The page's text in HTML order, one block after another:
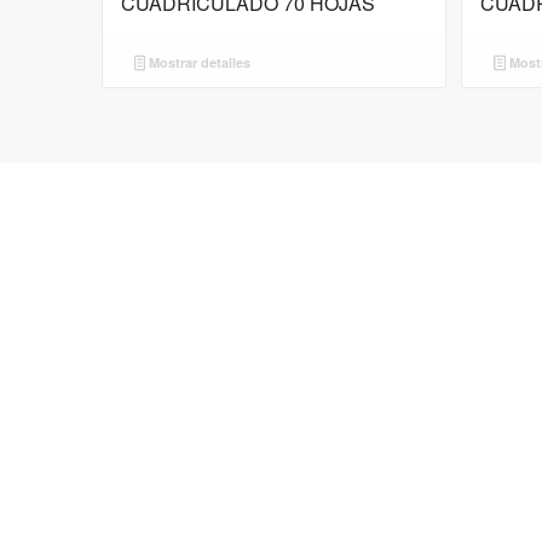
Mostrar detalles